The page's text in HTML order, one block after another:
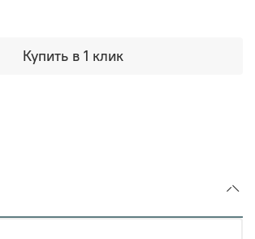
Купить в 1 клик